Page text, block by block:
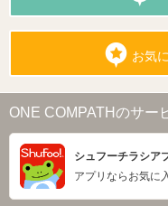
お気
ONE COMPATHのサー
シュフーチラシア
アプリならお気に